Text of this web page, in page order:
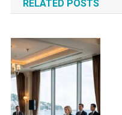
RELATED POSTS